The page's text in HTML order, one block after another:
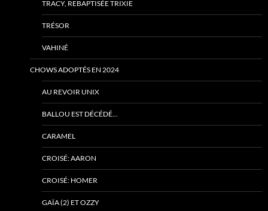
TRACY, REBAPTISÉE TRIXIE
TRÉSOR
VAHINÉ
CHOWS ADOPTÉS EN 2024
AU REVOIR UNIX
BALLOU EST DÉCÉDÉ…
CARAMEL
CROISÉ: AARON
CROISÉ: HOMER
GAÏA (2) ET OZZY